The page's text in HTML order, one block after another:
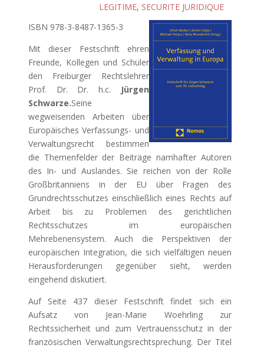
LEGITIME, SECURITE JURIDIQUE
ISBN 978-3-8487-1365-3
Mit dieser Festschrift ehren
Freunde, Kollegen und Schüler
den Freiburger Rechtslehrer
Prof. Dr. Dr. h.c.
Jürgen
Schwarze.Seine
wegweisenden Arbeiten über
Europäisches Verfassungs- und
Verwaltungsrecht bestimmen
die Themenfelder der Beiträge namhafter Autoren
des In- und Auslandes. Sie reichen von der Rolle
Großbritanniens in der EU über Fragen des
Grundrechtsschutzes einschließlich eines Rechts auf
Arbeit bis zu Problemen des gerichtlichen
Rechtsschutzes im europäischen
Mehrebenensystem. Auch die Perspektiven der
europäischen Integration, die sich vielfältigen neuen
Herausforderungen gegenüber sieht, werden
eingehend diskutiert.
Auf Seite 437 dieser Festschrift findet sich ein
Aufsatz von Jean-Marie Woehrling zur
Rechtssicherheit und zum Vertrauensschutz in der
französischen Verwaltungsrechtsprechung. Der Titel